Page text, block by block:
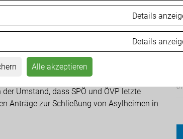
Details
Details
Alle akzeptieren
Grüne verhindern das“, kritisiert Angerer.
müssen. „Die Vertuschung durch den
was rund um den syrischen Terroristen
müsste sich für die
Aufklärung vom unfähigen ÖVP-
SPÖ und ÖVP ist die Sicherheit der
Umstand, dass SPÖ und ÖVP letzte
Anträge zur Schließung von Asylheimen in